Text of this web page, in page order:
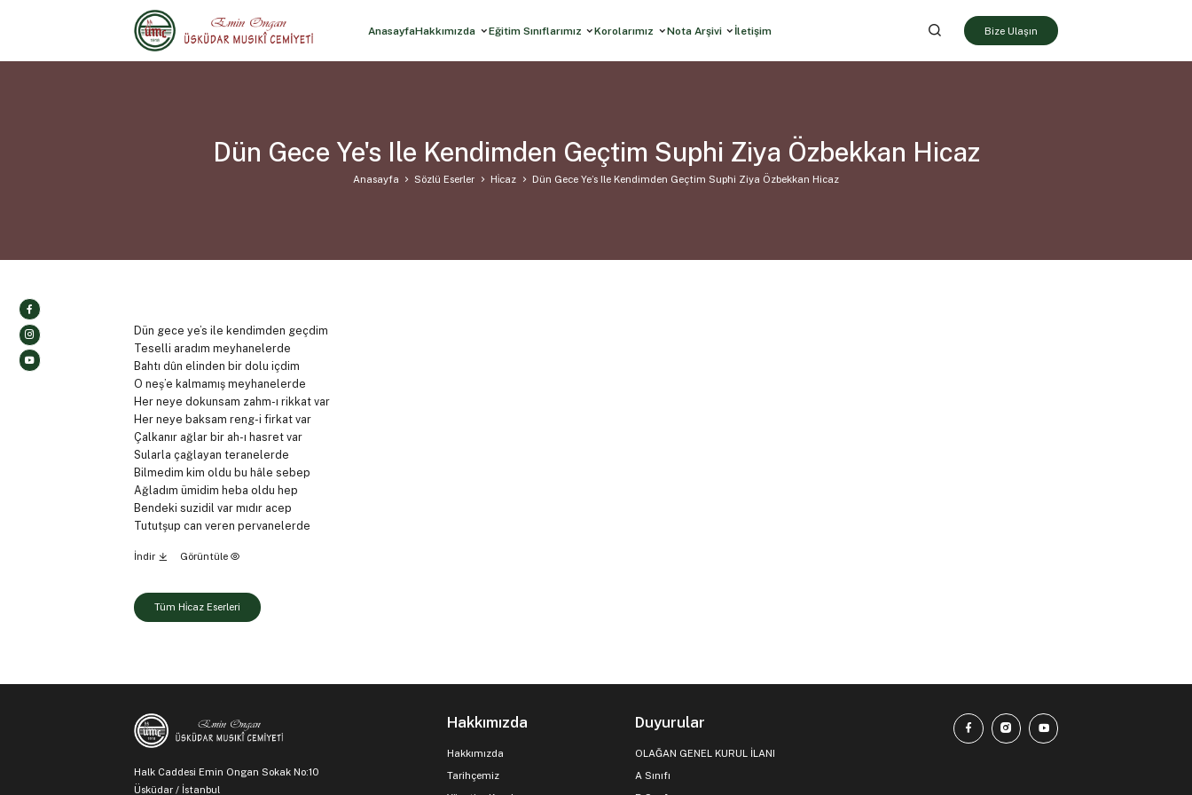
AnasayfaHakkımızda Eğitim Sınıflarımız Korolarımız Nota Arşivi İletişim Bize Ulaşın
Dün Gece Ye's Ile Kendimden Geçtim Suphi Ziya Özbekkan Hicaz
Anasayfa Sözlü Eserler Hi̇caz Dün Gece Ye’s Ile Kendimden Geçtim Suphi Ziya Özbekkan Hicaz
Dün gece ye’s ile kendimden geçdim
Teselli aradım meyhanelerde
Bahtı dûn elinden bir dolu içdim
O neş’e kalmamış meyhanelerde
Her neye dokunsam zahm-ı rikkat var
Her neye baksam reng-i firkat var
Çalkanır ağlar bir ah-ı hasret var
Sularla çağlayan teranelerde
Bilmedim kim oldu bu hâle sebep
Ağladım ümidim heba oldu hep
Bendeki suzidil var mıdır acep
Tututşup can veren pervanelerde
İndir Görüntüle
Tüm Hi̇caz Eserleri
Halk Caddesi Emin Ongan Sokak No:10
Üsküdar / İstanbul
Hakkımızda
Hakkımızda
Tarihçemiz
Duyurular
OLAĞAN GENEL KURUL İLANI
A Sınıfı